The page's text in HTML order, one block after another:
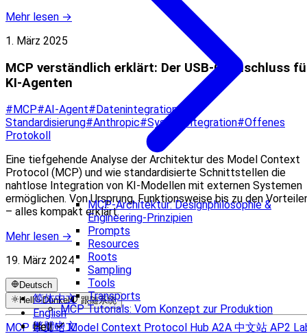
MCP-Architektur: Designphilosophie &
Engineering-Prinzipien
Prompts
Resources
Roots
Sampling
Tools
Transports
MCP Tutorials: Vom Konzept zur Produktion
Mehr lesen →
1. März 2025
MCP verständlich erklärt: Der USB‑C‑Anschluss
KI‑Agenten
#MCP#AI-Agent#Datenintegration#KI-
Standardisierung#Anthropic#Systemintegration#Offenes
Protokoll
Eine tiefgehende Analyse der Architektur des Model Context
Protocol (MCP) und wie standardisierte Schnittstellen die
nahtlose Integration von KI‑Modellen mit externen Systemen
ermöglichen. Von Ursprung, Funktionsweise bis zu den
– alles kompakt erklärt.
Mehr lesen →
19. März 2024
Deutsch
简体中文
English
繁體中文
Hell Dunkel 跟随系统
Hell
MCP 中文站Model Context Protocol Hub A2A 中文站 AP2